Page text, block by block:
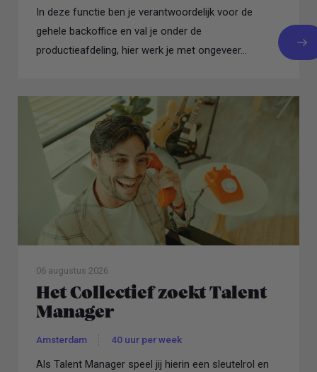
In deze functie ben je verantwoordelijk voor de
gehele backoffice en val je onder de
productieafdeling, hier werk je met ongeveer...
06 augustus 2026
Het Collectief zoekt Talent
Manager
Amsterdam 40 uur per week
Als Talent Manager speel jij hierin een sleutelrol en